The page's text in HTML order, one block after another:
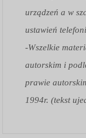
urządzeń a w
ustawień
-Wszelkie
autorskim i
prawie
1994r. (tekst